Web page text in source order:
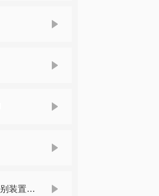
便携式放射性同位素识别装置 （RIID）